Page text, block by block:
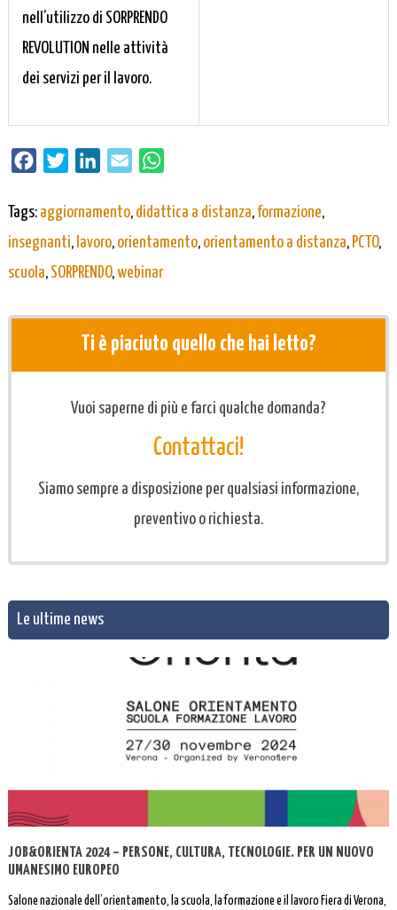
nell’utilizzo di SORPRENDO
REVOLUTION nelle attività
dei servizi per il lavoro.
FacebookTwitter LinkedIn Email
Tags: aggiornamento, didattica a distanza,formazione,
insegnanti, lavoro, orientamento, orientamento a distanza, PCTO,
scuola, SORPRENDO,webinar
Le ultime news
JOB&ORIENTA 2024 – PERSONE, CULTURA, TECNOLOGIE. PER UN NUOVO
UMANESIMO EUROPEO
Salone nazionale dell’orientamento, la scuola, la formazione e il lavoro Fiera di Verona,
Ti è piaciuto quello che hai letto?
Vuoi saperne di più e farci qualche domanda?
Contattaci!
Siamo sempre a disposizione per qualsiasi informazione,
preventivo o richiesta.